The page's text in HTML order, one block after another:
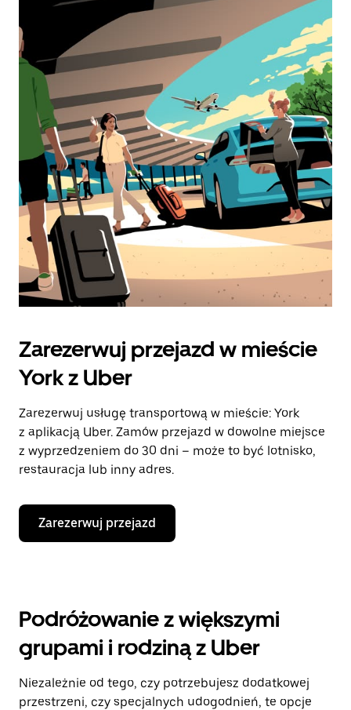
Zarezerwuj przejazd w mieście
York z Uber
Zarezerwuj usługę transportową w mieście: York
z aplikacją Uber. Zamów przejazd w dowolne miejsce
z wyprzedzeniem do 30 dni – może to być lotnisko,
restauracja lub inny adres.
Zarezerwuj przejazd
Podróżowanie z większymi
grupami i rodziną z Uber
Niezależnie od tego, czy potrzebujesz dodatkowej
przestrzeni, czy specjalnych udogodnień, te opcje